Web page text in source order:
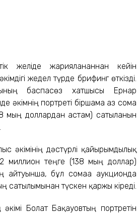
желіде жарияланғаннан кейін
жедел түрде брифинг өткізді.
баспасөз хатшысы Ернар
әкімнің портреті біршама аз сома
мың доллардан астам) сатылғанын
әкімінің дәстүрлі қайырымдылық
миллион теңге (138 мың доллар)
айтуынша, бұл сомаға аукционда
сатылымынан түскен қаржы кіреді.
Болат Бақауовтың портретін